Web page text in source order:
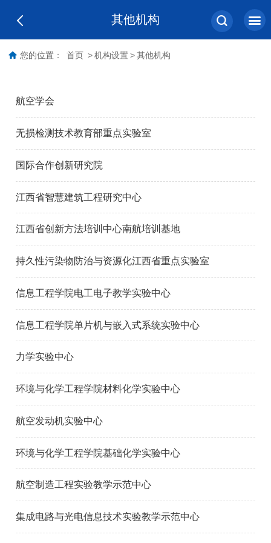
其他机构
您的位置： 首页 > 机构设置 > 其他机构
航空学会
无损检测技术教育部重点实验室
国际合作创新研究院
江西省智慧建筑工程研究中心
江西省创新方法培训中心南航培训基地
持久性污染物防治与资源化江西省重点实验室
信息工程学院电工电子教学实验中心
信息工程学院单片机与嵌入式系统实验中心
力学实验中心
环境与化学工程学院材料化学实验中心
航空发动机实验中心
环境与化学工程学院基础化学实验中心
航空制造工程实验教学示范中心
集成电路与光电信息技术实验教学示范中心